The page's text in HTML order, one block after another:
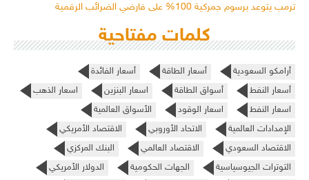
ترمب يتوعد برسوم جمركية 100% على فارضي الضرائب الرقمية
كلمات مفتاحية
أرامكو السعودية أسعار الطاقة
أسعار الفائدة
أسعار النفط
أسواق الطاقة اسعار البنزين
اسعار الذهب
اسعار النفط
اسعار الوقود
الأسواق العالمية
الإمدادات العالمية
الاتحاد الأوروبي
الاقتصاد الأمريكي
الاقتصاد السعودي
الاقتصاد العالمي
البنك المركزي
التوترات الجيوسياسية
الجهات الحكومية
الدولار الأمريكي